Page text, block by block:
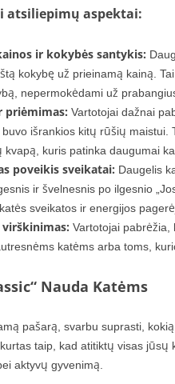
atsiliepimų aspektai:
ir kokybės santykis:
kokybę už prieinamą kainą.
nepermokėdami už
priėmimas: Vartotojai dažnai
išrankios kitų rūšių maistui.
kvapą, kuris patinka daugumai
poveikis sveikatai: Daugelis
ir švelnesnis po ilgesnio
sveikatos ir energijos
virškinimas: Vartotojai
katėms arba toms,
Nauda Katėms
pašarą, svarbu suprasti,
taip, kad atitiktų visas
aktyvų gyvenimą.